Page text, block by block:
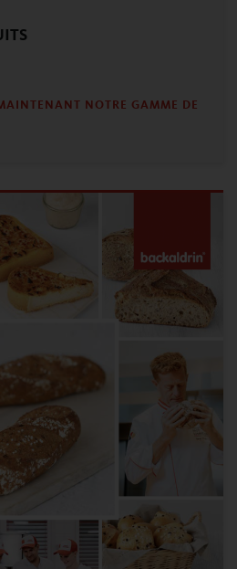
NOTRE GAMME DE